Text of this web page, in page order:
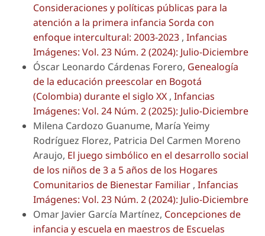
Consideraciones y políticas públicas para la
atención a la primera infancia Sorda con
enfoque intercultural: 2003-2023 , Infancias
Imágenes: Vol. 23 Núm. 2 (2024): Julio-Diciembre
Óscar Leonardo Cárdenas Forero, Genealogía
de la educación preescolar en Bogotá
(Colombia) durante el siglo XX , Infancias
Imágenes: Vol. 24 Núm. 2 (2025): Julio-Diciembre
Milena Cardozo Guanume, María Yeimy
Rodríguez Florez, Patricia Del Carmen Moreno
Araujo, El juego simbólico en el desarrollo social
de los niños de 3 a 5 años de los Hogares
Comunitarios de Bienestar Familiar , Infancias
Imágenes: Vol. 23 Núm. 2 (2024): Julio-Diciembre
Omar Javier García Martínez, Concepciones de
infancia y escuela en maestros de Escuelas